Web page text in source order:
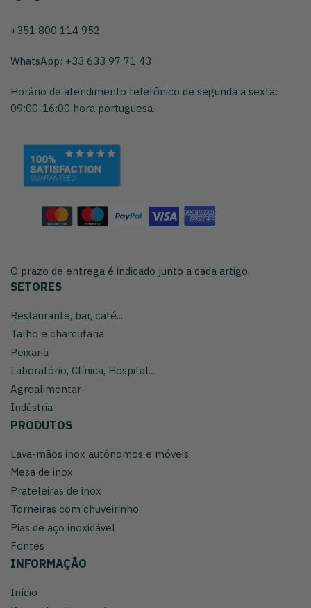
+351 800 114 952
WhatsApp: +33 633 97 71 43
Horário de atendimento telefônico de segunda a sexta:
09:00-16:00 hora portuguesa.
O prazo de entrega é indicado junto a cada artigo.
SETORES
Restaurante, bar, café...
Talho e charcutaria
Peixaria
Laboratório, Clínica, Hospital...
Agroalimentar
Indústria
PRODUTOS
Lava-mãos inox autónomos e móveis
Mesa de inox
Prateleiras de inox
Torneiras com chuveirinho
Pias de aço inoxidável
Fontes
INFORMAÇÃO
Início